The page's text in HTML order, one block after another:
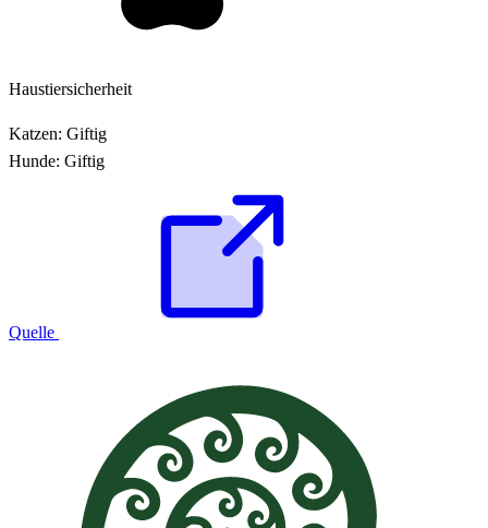
Haustiersicherheit
Katzen: Giftig
Hunde: Giftig
Quelle